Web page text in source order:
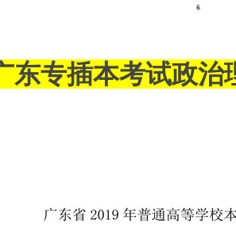
东专插本考试政治